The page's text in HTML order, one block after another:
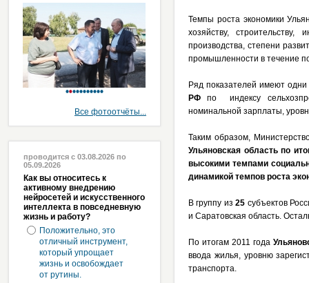
Все фотоотчёты...
проводится с 03.08.2026 по
05.09.2026
Как вы относитесь к
активному внедрению
нейросетей и искусственного
интеллекта в повседневную
жизнь и работу?
Положительно, это
отличный инструмент,
который упрощает
жизнь и освобождает
от рутины.
Темпы роста экономики
хозяйству,
производства, степени
промышленности в течение
Ряд показателей имеют
РФпо индексу
номинальной зарплаты,
Таким образом,
Ульяновская область по
высокими темпами
динамикой темпов роста
В группу из25 субъектов
и Саратовская область.
По итогам 2011 года
ввода жилья, уровню
транспорта.